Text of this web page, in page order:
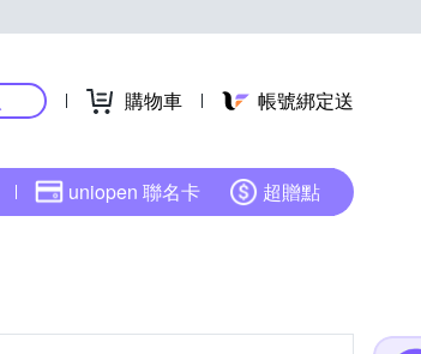
購物車 帳號綁定送
uniopen 聯名卡 超贈點